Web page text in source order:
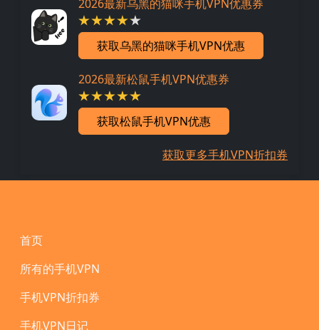
2026最新乌黑的猫咪手机VPN优惠券
获取乌黑的猫咪手机VPN优惠
2026最新松鼠手机VPN优惠券
获取松鼠手机VPN优惠
获取更多手机VPN折扣券
Footer
首页
所有的手机VPN
手机VPN折扣券
手机VPN日记